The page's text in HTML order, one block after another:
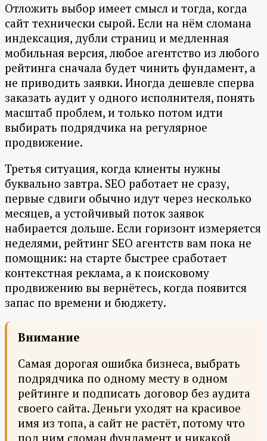
Отложить выбор имеет смысл и тогда, когда
сайт технически сырой. Если на нём сломана
индексация, дубли страниц и медленная
мобильная версия, любое агентство из любого
рейтинга сначала будет чинить фундамент, а
не приводить заявки. Иногда дешевле сперва
заказать аудит у одного исполнителя, понять
масштаб проблем, и только потом идти
выбирать подрядчика на регулярное
продвижение.
Третья ситуация, когда клиенты нужны
буквально завтра. SEO работает не сразу,
первые сдвиги обычно идут через несколько
месяцев, а устойчивый поток заявок
набирается дольше. Если горизонт измеряется
неделями, рейтинг SEO агентств вам пока не
помощник: на старте быстрее сработает
контекстная реклама, а к поисковому
продвижению вы вернётесь, когда появится
запас по времени и бюджету.
Внимание
Самая дорогая ошибка бизнеса, выбрать
подрядчика по одному месту в одном
рейтинге и подписать договор без аудита
своего сайта. Деньги уходят на красивое
имя из топа, а сайт не растёт, потому что
под ним сломан фундамент и никакой